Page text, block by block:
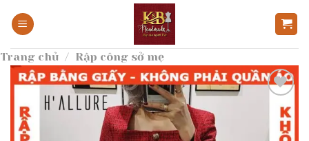
qua
dung
Trang chủ / Rập công sở mẹ
Add to
wishlist